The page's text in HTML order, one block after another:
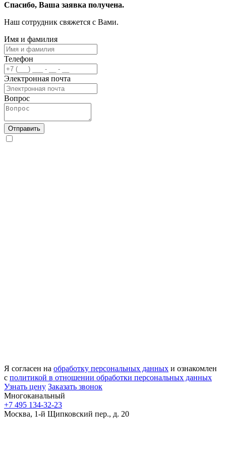
Спасибо, Ваша заявка получена.
Наш сотрудник свяжется с Вами.
Имя и фамилия
Телефон
Электронная почта
Вопрос
Отправить
Я согласен на обработку персональных данных и ознакомлен
с политикой в отношении обработки персональных данных
Узнать цену Заказать звонок
Многоканальный
+7 495 134-32-23
Москва, 1-й Щипковский пер., д. 20